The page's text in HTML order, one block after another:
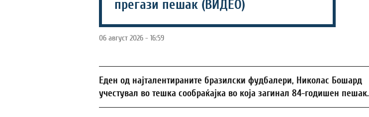
прегази пешак (ВИДЕО)
06 август 2026 - 16:59
Еден од најталентираните бразилски фудбалери, Николас Бошард
учестувал во тешка сообраќајка во која загинал 84-годишен пешак.